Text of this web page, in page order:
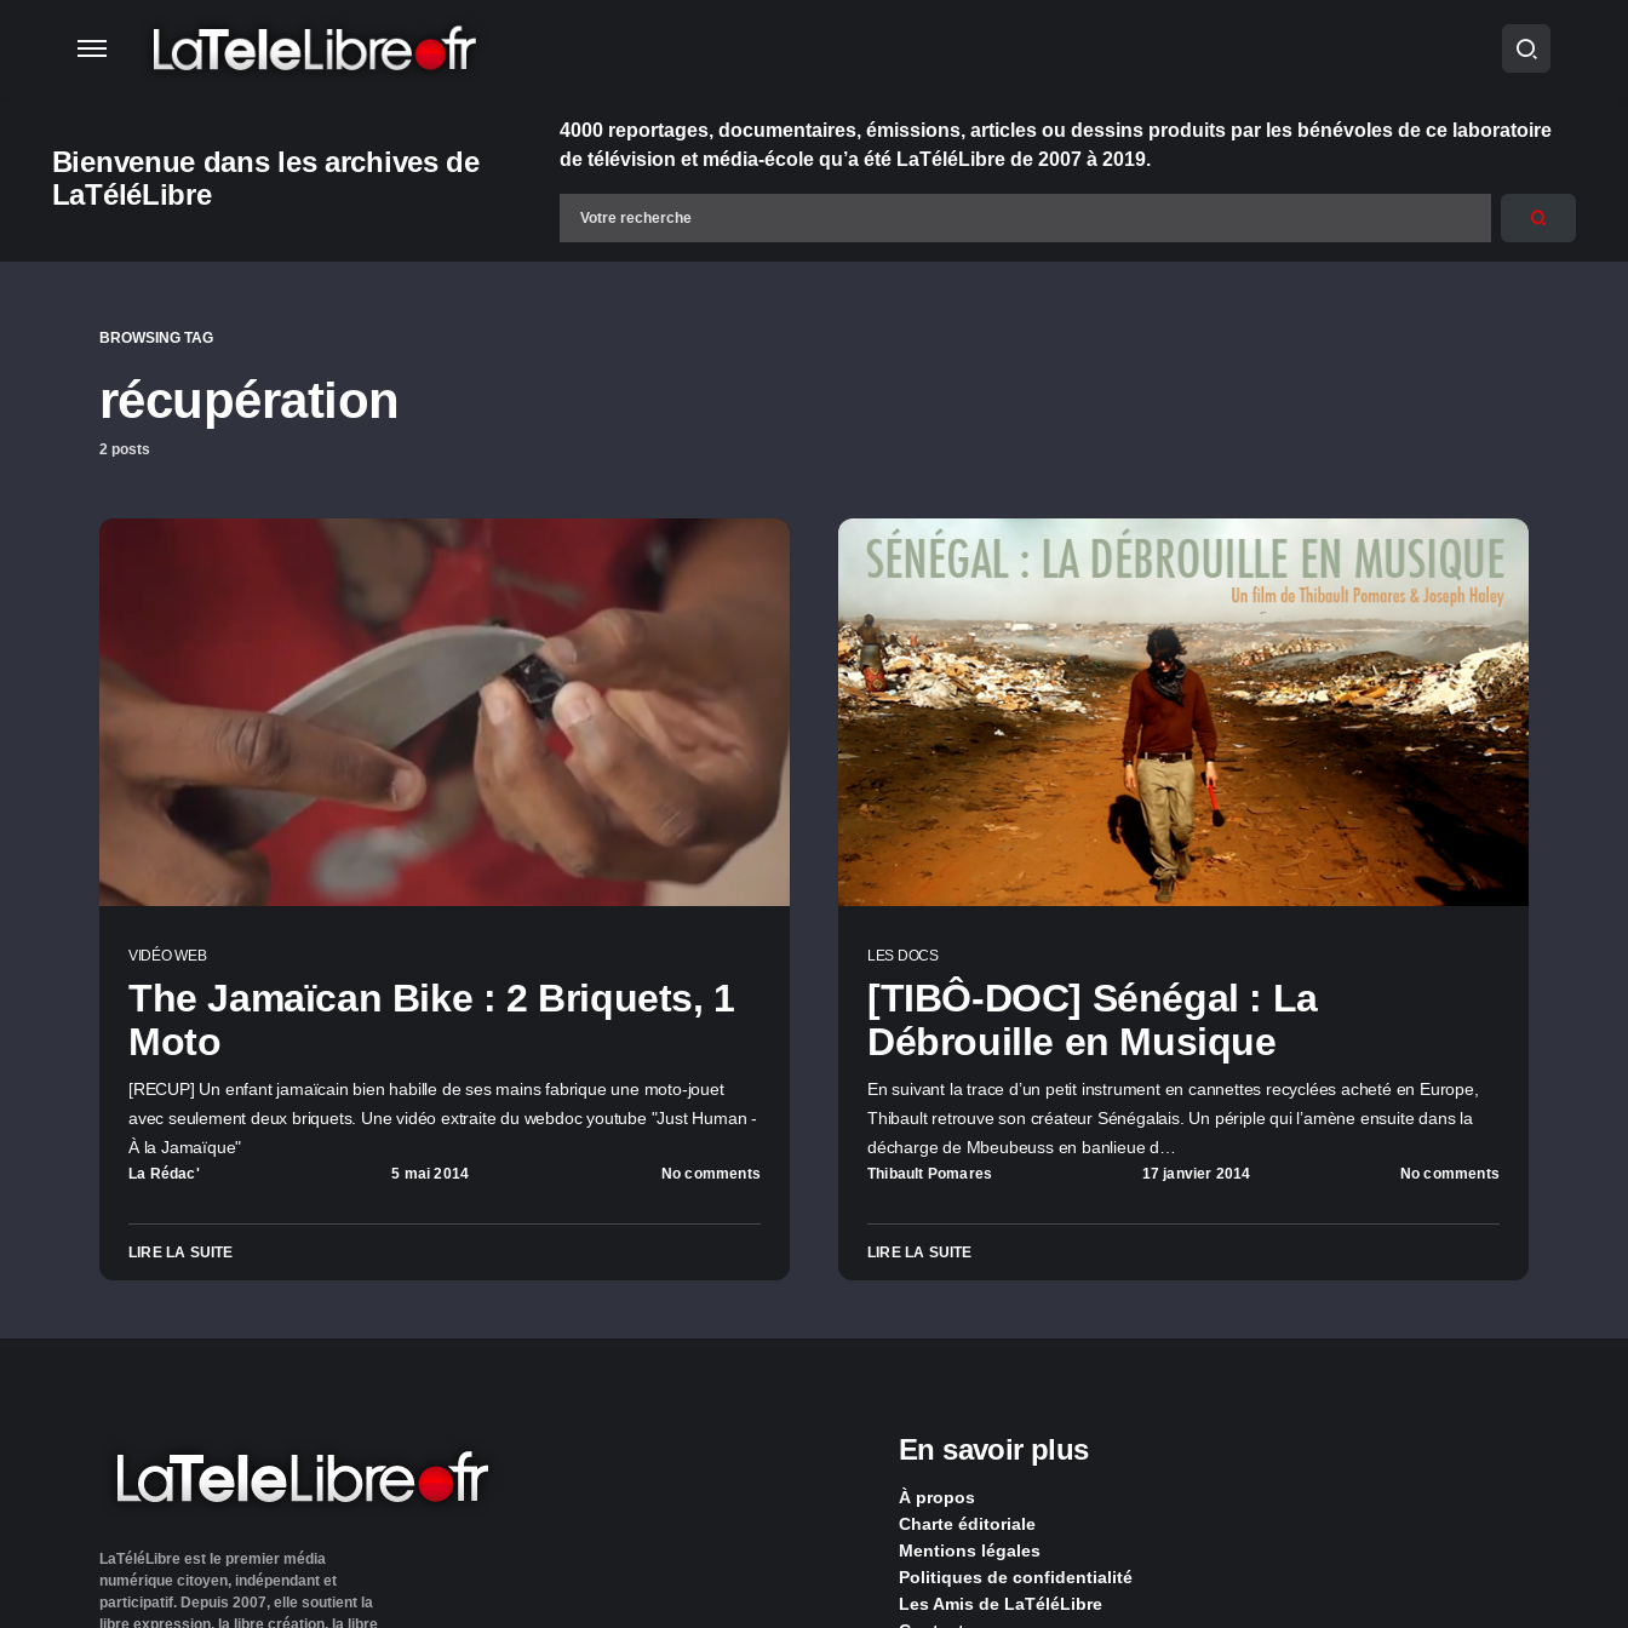
Bienvenue dans les archives de
LaTéléLibre
4000 reportages, documentaires, émissions, articles ou dessins produits par les bénévoles de ce laboratoire
de télévision et média-école qu’a été LaTéléLibre de 2007 à 2019.
BROWSING TAG
récupération
2 posts
VIDÉO WEB
The Jamaïcan Bike : 2 Briquets, 1
Moto
[RECUP] Un enfant jamaïcain bien habille de ses mains fabrique une moto-jouet
avec seulement deux briquets. Une vidéo extraite du webdoc youtube "Just Human -
À la Jamaïque"
La Rédac' 5 mai 2014 No comments
LIRE LA SUITE
LES DOCS
[TIBÔ-DOC] Sénégal : La
Débrouille en Musique
En suivant la trace d’un petit instrument en cannettes recyclées acheté en Europe,
Thibault retrouve son créateur Sénégalais. Un périple qui l’amène ensuite dans la
décharge de Mbeubeuss en banlieue d…
Thibault Pomares 17 janvier 2014 No comments
LIRE LA SUITE
LaTéléLibre est le premier média
numérique citoyen, indépendant et
participatif. Depuis 2007, elle soutient la
En savoir plus
À propos
Charte éditoriale
Mentions légales
Politiques de confidentialité
Les Amis de LaTéléLibre